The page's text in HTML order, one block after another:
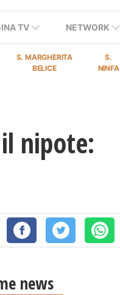
TV NETWORK
S. MARGHERITA
BELICE
S.
NINFA
nipote:
news